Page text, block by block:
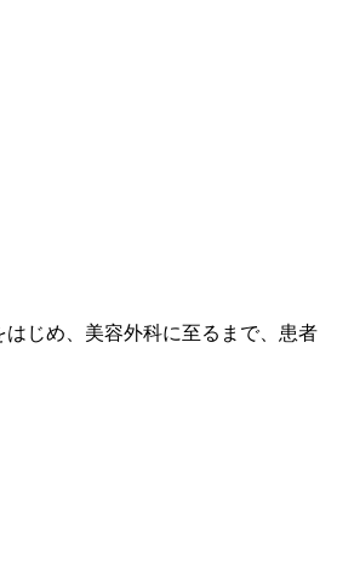
じめ、美容外科に至るまで、患者